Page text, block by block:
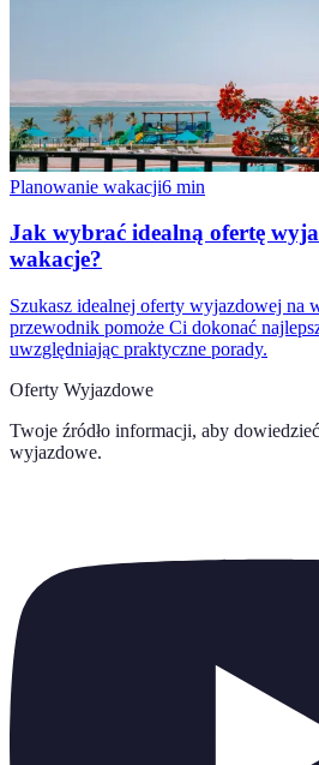
Planowanie wakacji6 min
Jak wybrać idealną ofertę
wakacje?
Szukasz idealnej oferty wyjazdowej na
przewodnik pomoże Ci dokonać
uwzględniając praktyczne porady.
Oferty Wyjazdowe
Twoje źródło informacji, aby
wyjazdowe.